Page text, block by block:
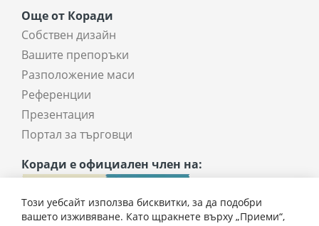
Още от Коради
Собствен дизайн
Вашите препоръки
Разположение маси
Референции
Презентация
Портал за търговци
Коради е официален член на:
Този уебсайт използва бисквитки, за да подобри
вашето изживяване. Като щракнете върху „Приеми“,